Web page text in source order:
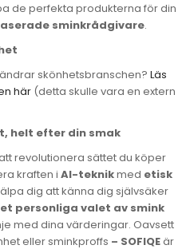
de perfekta produkterna för din
sminkrådgivare.
skönhetsbranschen?Läs
här (detta skulle vara en extern
helt efter din smak
revolutionera sättet du köper
kraften iAI-teknikmed etisk
dig att känna dig självsäker
personliga valet av smink
med dina värderingar. Oavsett
eller sminkproffs – SOFIQEär